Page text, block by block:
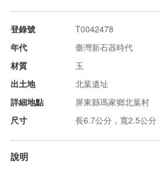
登錄號
T0042478
年代
臺灣新石器時代
材質
玉
出土地
北葉遺址
詳細地點
屏東縣瑪家鄉北葉村
尺寸
長6.7公分，寬2.5公分
說明